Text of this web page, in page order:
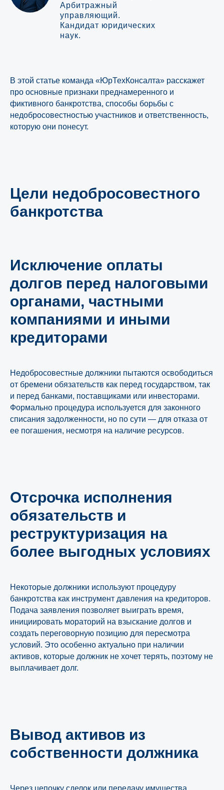
Арбитражный
управляющий.
Кандидат юридических
наук.
В этой статье команда «ЮрТехКонсалта» расскажет
про основные признаки преднамеренного и
фиктивного банкротства, способы борьбы с
недобросовестностью участников и ответственность,
которую они понесут.
Цели недобросовестного
банкротства
Исключение оплаты
долгов перед налоговыми
органами, частными
компаниями и иными
кредиторами
Недобросовестные должники пытаются освободиться
от бремени обязательств как перед государством, так
и перед банками, поставщиками или инвесторами.
Формально процедура используется для законного
списания задолженности, но по сути — для отказа от
ее погашения, несмотря на наличие ресурсов.
Отсрочка исполнения
обязательств и
реструктуризация на
более выгодных условиях
Некоторые должники используют процедуру
банкротства как инструмент давления на кредиторов.
Подача заявления позволяет выиграть время,
инициировать мораторий на взыскание долгов и
создать переговорную позицию для пересмотра
условий. Это особенно актуально при наличии
активов, которые должник не хочет терять, поэтому не
выплачивает долг.
Вывод активов из
собственности должника
Через цепочку сделок или передачу имущества